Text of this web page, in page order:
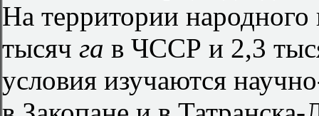
На территории
тысяч га в ЧССР и 2,3
условия изучаются